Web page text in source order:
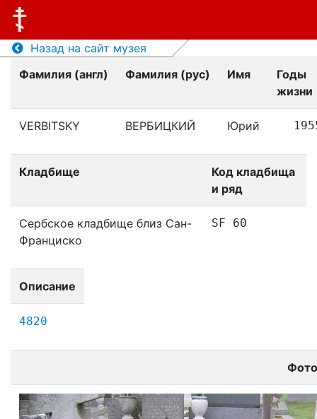
Назад на сайт музея
Фамилия (англ)
Фамилия (рус) Имя
Годы
жизни
VERBITSKY ВЕРБИЦКИЙ Юрий
Кладбище
Код кладбища
и ряд
Сербское кладбище близ Сан-
Франциско
SF 60
Описание
4820
Фото